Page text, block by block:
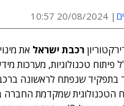
20/08/2024 10:57
רכבת ישראל את
טכנולוגיות, מערכות
בתפקיד שנפתח לראשונה
הטכנולוגית שמקדמת החברה